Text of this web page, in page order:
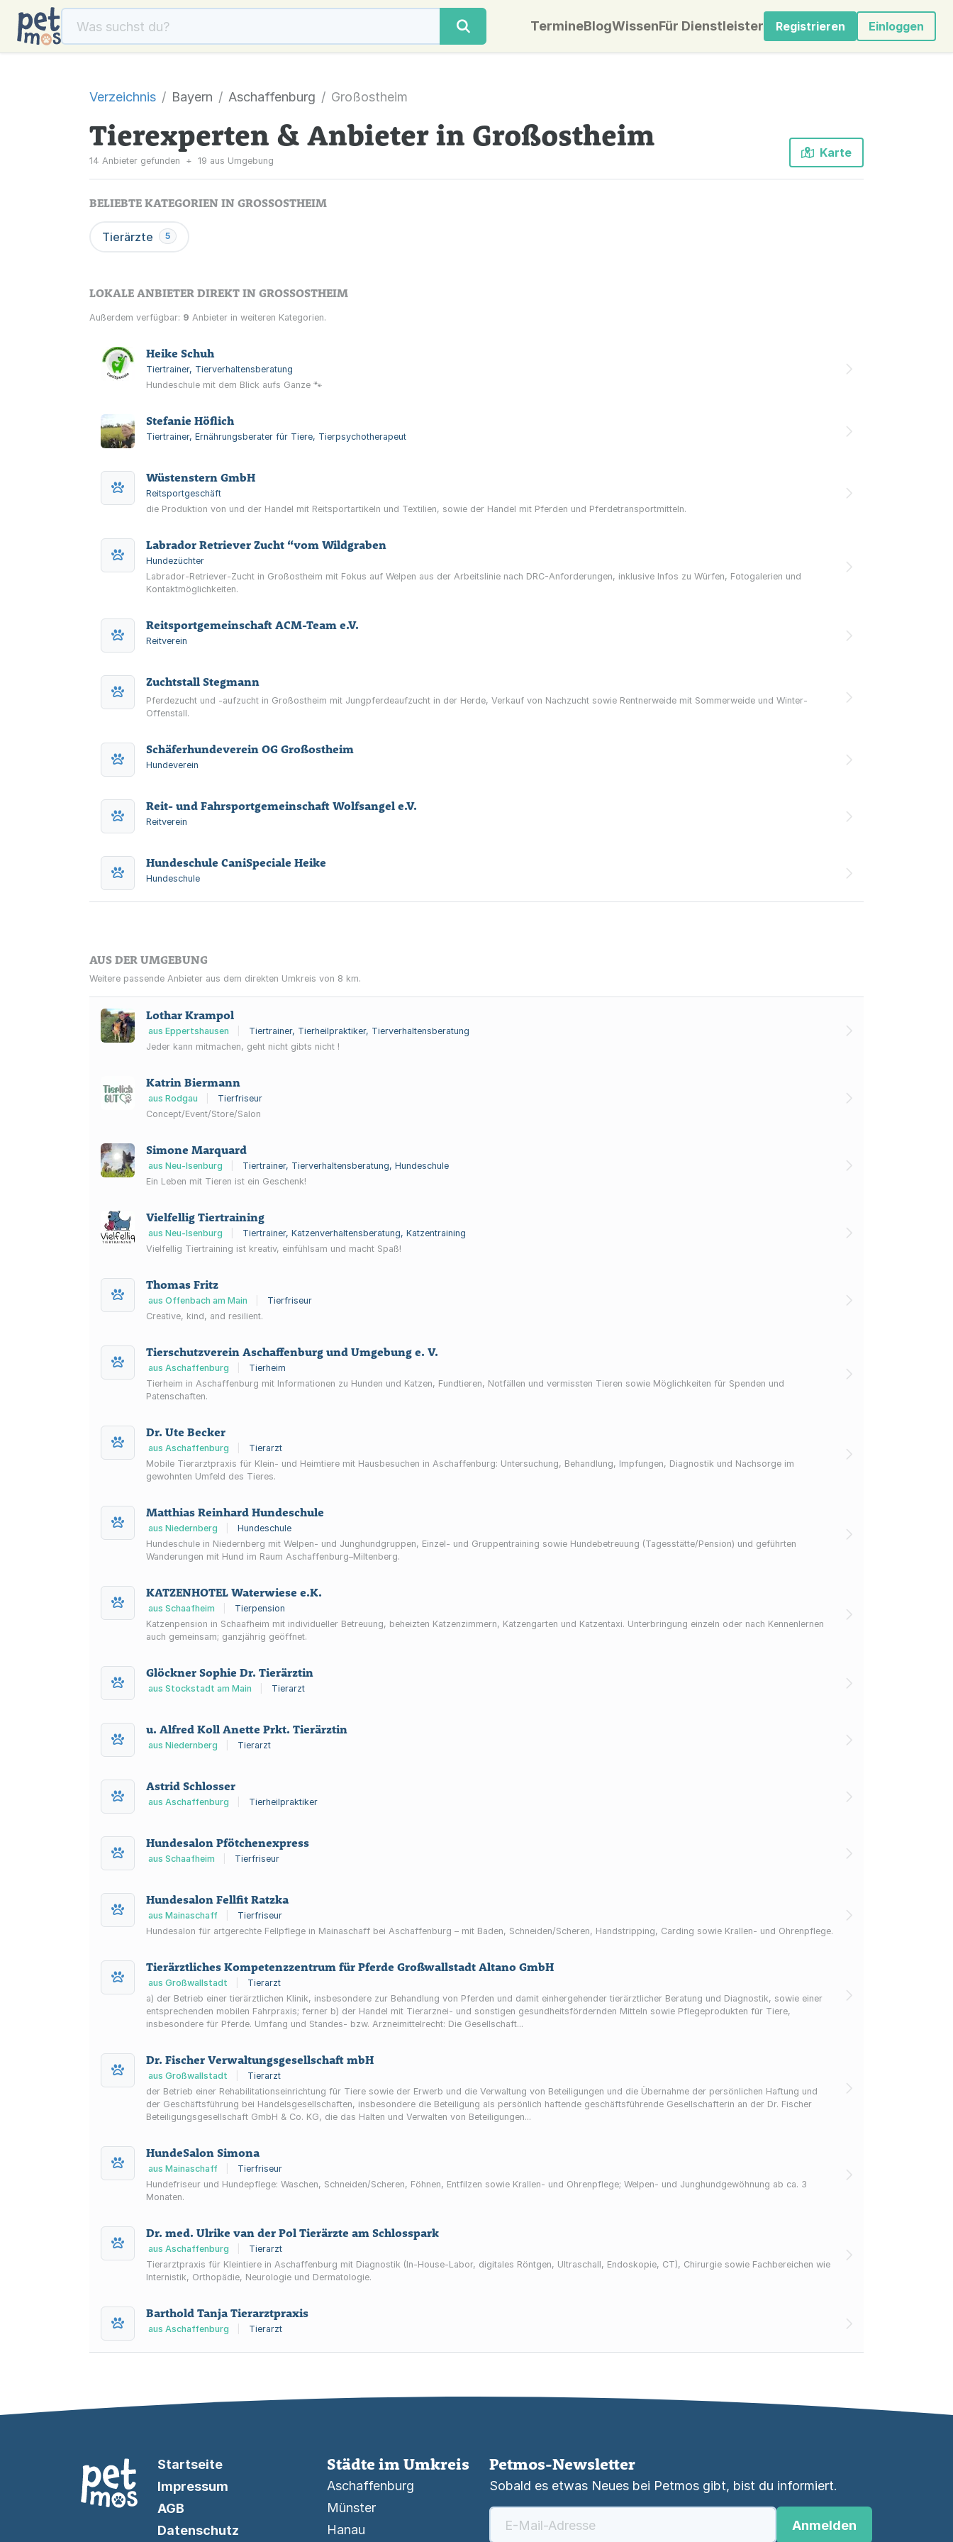
TermineBlogWissenFür Dienstleister Registrieren Einloggen
Verzeichnis Bayern Aschaffenburg Großostheim
Tierexperten & Anbieter in Großostheim
14 Anbieter gefunden + 19 aus Umgebung
Karte
BELIEBTE KATEGORIEN IN GROSSOSTHEIM
Tierärzte 5
LOKALE ANBIETER DIREKT IN GROSSOSTHEIM
Außerdem verfügbar: 9 Anbieter in weiteren Kategorien.
Heike Schuh
Tiertrainer, Tierverhaltensberatung
Hundeschule mit dem Blick aufs Ganze 🐾
Stefanie Höflich
Tiertrainer, Ernährungsberater für Tiere, Tierpsychotherapeut
Wüstenstern GmbH
Reitsportgeschäft
die Produktion von und der Handel mit Reitsportartikeln und Textilien, sowie der Handel mit Pferden und Pferdetransportmitteln.
Labrador Retriever Zucht “vom Wildgraben
Hundezüchter
Labrador-Retriever-Zucht in Großostheim mit Fokus auf Welpen aus der Arbeitslinie nach DRC-Anforderungen, inklusive Infos zu Würfen, Fotogalerien und
Kontaktmöglichkeiten.
Reitsportgemeinschaft ACM-Team e.V.
Reitverein
Zuchtstall Stegmann
Pferdezucht und -aufzucht in Großostheim mit Jungpferdeaufzucht in der Herde, Verkauf von Nachzucht sowie Rentnerweide mit Sommerweide und Winter-
Offenstall.
Schäferhundeverein OG Großostheim
Hundeverein
Reit- und Fahrsportgemeinschaft Wolfsangel e.V.
Reitverein
Hundeschule CaniSpeciale Heike
Hundeschule
AUS DER UMGEBUNG
Weitere passende Anbieter aus dem direkten Umkreis von 8 km.
Lothar Krampol
aus Eppertshausen
Tiertrainer, Tierheilpraktiker, Tierverhaltensberatung
Jeder kann mitmachen, geht nicht gibts nicht !
Katrin Biermann
aus Rodgau
Tierfriseur
Concept/Event/Store/Salon
Simone Marquard
aus Neu-Isenburg
Tiertrainer, Tierverhaltensberatung, Hundeschule
Ein Leben mit Tieren ist ein Geschenk!
Vielfellig Tiertraining
aus Neu-Isenburg
Tiertrainer, Katzenverhaltensberatung, Katzentraining
Vielfellig Tiertraining ist kreativ, einfühlsam und macht Spaß!
Thomas Fritz
aus Offenbach am Main
Tierfriseur
Creative, kind, and resilient.
Tierschutzverein Aschaffenburg und Umgebung e. V.
aus Aschaffenburg
Tierheim
Tierheim in Aschaffenburg mit Informationen zu Hunden und Katzen, Fundtieren, Notfällen und vermissten Tieren sowie Möglichkeiten für Spenden und
Patenschaften.
Dr. Ute Becker
aus Aschaffenburg
Tierarzt
Mobile Tierarztpraxis für Klein- und Heimtiere mit Hausbesuchen in Aschaffenburg: Untersuchung, Behandlung, Impfungen, Diagnostik und Nachsorge im
gewohnten Umfeld des Tieres.
Matthias Reinhard Hundeschule
aus Niedernberg
Hundeschule
Hundeschule in Niedernberg mit Welpen- und Junghundgruppen, Einzel- und Gruppentraining sowie Hundebetreuung (Tagesstätte/Pension) und geführten
Wanderungen mit Hund im Raum Aschaffenburg–Miltenberg.
KATZENHOTEL Waterwiese e.K.
aus Schaafheim
Tierpension
Katzenpension in Schaafheim mit individueller Betreuung, beheizten Katzenzimmern, Katzengarten und Katzentaxi. Unterbringung einzeln oder nach Kennenlernen
auch gemeinsam; ganzjährig geöffnet.
Glöckner Sophie Dr. Tierärztin
aus Stockstadt am Main Tierarzt
u. Alfred Koll Anette Prkt. Tierärztin
aus Niedernberg Tierarzt
Astrid Schlosser
aus Aschaffenburg Tierheilpraktiker
Hundesalon Pfötchenexpress
aus Schaafheim Tierfriseur
Hundesalon Fellfit Ratzka
aus Mainaschaff
Tierfriseur
Hundesalon für artgerechte Fellpflege in Mainaschaff bei Aschaffenburg – mit Baden, Schneiden/Scheren, Handstripping, Carding sowie Krallen- und Ohrenpflege.
Tierärztliches Kompetenzzentrum für Pferde Großwallstadt Altano GmbH
aus Großwallstadt
Tierarzt
a) der Betrieb einer tierärztlichen Klinik, insbesondere zur Behandlung von Pferden und damit einhergehender tierärztlicher Beratung und Diagnostik, sowie einer
entsprechenden mobilen Fahrpraxis; ferner b) der Handel mit Tierarznei- und sonstigen gesundheitsfördernden Mitteln sowie Pflegeprodukten für Tiere,
insbesondere für Pferde. Umfang und Standes- bzw. Arzneimittelrecht: Die Gesellschaft...
Dr. Fischer Verwaltungsgesellschaft mbH
aus Großwallstadt
Tierarzt
der Betrieb einer Rehabilitationseinrichtung für Tiere sowie der Erwerb und die Verwaltung von Beteiligungen und die Übernahme der persönlichen Haftung und
der Geschäftsführung bei Handelsgesellschaften, insbesondere die Beteiligung als persönlich haftende geschäftsführende Gesellschafterin an der Dr. Fischer
Beteiligungsgesellschaft GmbH & Co. KG, die das Halten und Verwalten von Beteiligungen...
HundeSalon Simona
aus Mainaschaff
Tierfriseur
Hundefriseur und Hundepflege: Waschen, Schneiden/Scheren, Föhnen, Entfilzen sowie Krallen- und Ohrenpflege; Welpen- und Junghundgewöhnung ab ca. 3
Monaten.
Dr. med. Ulrike van der Pol Tierärzte am Schlosspark
aus Aschaffenburg
Tierarzt
Tierarztpraxis für Kleintiere in Aschaffenburg mit Diagnostik (In‑House‑Labor, digitales Röntgen, Ultraschall, Endoskopie, CT), Chirurgie sowie Fachbereichen wie
Internistik, Orthopädie, Neurologie und Dermatologie.
Barthold Tanja Tierarztpraxis
aus Aschaffenburg Tierarzt
Startseite
Impressum
AGB
Datenschutz
Städte im Umkreis
Aschaffenburg
Münster
Hanau
Petmos-Newsletter
Sobald es etwas Neues bei Petmos gibt, bist du informiert.
Anmelden